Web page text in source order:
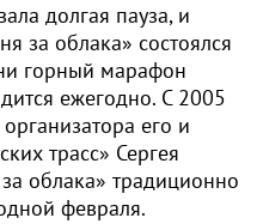
долгая пауза, и
за облака» состоялся
горный марафон
ежегодно. С 2005
его и
трасс» Сергея
облака» традиционно
февраля.